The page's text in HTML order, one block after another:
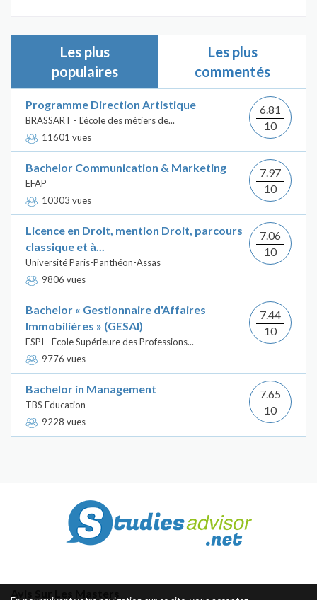
Les plus
populaires
Les plus
commentés
Programme Direction Artistique
BRASSART - L'école des métiers de...
11601 vues
6.81
10
Bachelor Communication & Marketing
EFAP
10303 vues
7.97
10
Licence en Droit, mention Droit, parcours
classique et à...
Université Paris-Panthéon-Assas
9806 vues
7.06
10
Bachelor « Gestionnaire d'Affaires
Immobilières » (GESAI)
ESPI - École Supérieure des Professions...
9776 vues
7.44
10
Bachelor in Management
TBS Education
9228 vues
7.65
10